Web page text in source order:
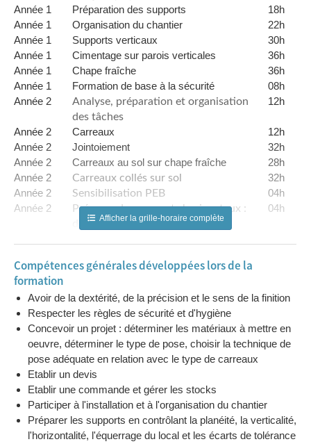
Année 1
Préparation des supports
18h
Année 1
Organisation du chantier
22h
Année 1
Supports verticaux
30h
Année 1
Cimentage sur parois verticales
36h
Année 1
Chape fraîche
36h
Année 1
Formation de base à la sécurité
08h
Année 2
Analyse, préparation et organisation
des tâches
12h
Année 2 Carreaux
12h
Année 2
Jointoiement
32h
Année 2
Carreaux au sol sur chape fraîche
28h
Année 2
Carreaux collés sur sol
32h
Année 2
Sensibilisation PEB
04h
Année 2
Préparer des supports horizontaux :
dresser une chape
04h
Année 2 Réaliser la pose des carreaux au sol
Année 3
des tâches 2
Année 3 Carreaux collés sur parois verticales
Année 3
Carrelage d'un escalier
56h
Année 3
Préparer des supports verticaux
08h
Année 3
Réaliser la pose de carreaux sur parois
verticales
Année 3 Carreler un escalier
Années 1, 2
& 3
Français
Années 1, 2 Mathématique
Afficher la grille-horaire complète
Compétences générales développées lors de la
formation
Avoir de la dextérité, de la précision et le sens de la finition
Respecter les règles de sécurité et d'hygiène
Concevoir un projet : déterminer les matériaux à mettre en
oeuvre, déterminer le type de pose, choisir la technique de
pose adéquate en relation avec le type de carreaux
Etablir un devis
Etablir une commande et gérer les stocks
Participer à l'installation et à l'organisation du chantier
Préparer les supports en contrôlant la planéité, la verticalité,
l'horizontalité, l'équerrage du local et les écarts de tolérance